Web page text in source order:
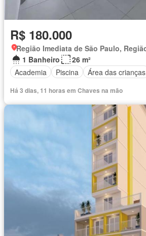
R$ 180.000
1 Banheiro
26 m²
Academia
Piscina Área das crianças
Há 3 dias, 11 horas em Chaves na mão